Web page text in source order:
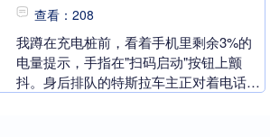
查看：208
我蹲在充电桩前，看着手机里剩余3%的
电量提示，手指在"扫码启动"按钮上颤
抖。身后排队的特斯拉车主正对着电话咆